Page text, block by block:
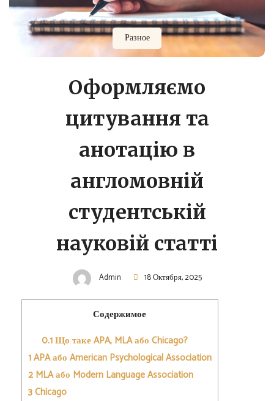
Разное
Оформляємо
цитування та
анотацію в
англомовній
студентській
науковій статті
Admin 18 Октября, 2025
Содержимое
0.1Що таке APA, MLA або Chicago?
1APA або American Psychological Association
2MLA або Modern Language Association
3Chicago